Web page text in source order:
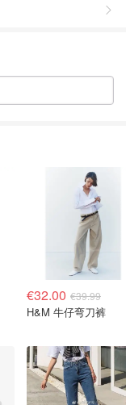
€32.00 €39.99
H&M 牛仔弯刀裤